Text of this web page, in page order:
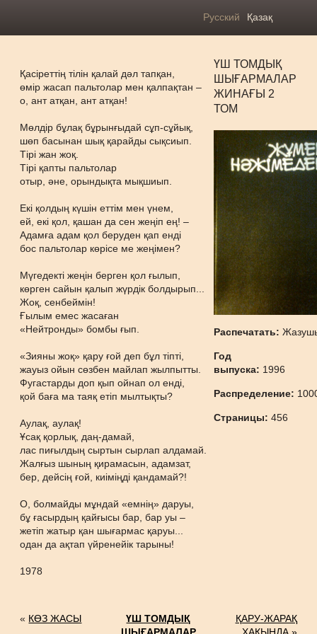
Русский Қазақ
Қасіреттің тілін қалай дәл тапқан,
өмір жасап пальтолар мен қалпақтан –
о, ант атқан, ант атқан!
Мөлдір бұлақ бұрынғыдай сұп-сұйық,
шөп басынан шық қарайды сықсиып.
Тірі жан жоқ.
Тірі қапты пальтолар
отыр, әне, орындықта мықшиып.
Екі қолдың күшін еттім мен үнем,
ей, екі қол, қашан да сен жеңіп ең! –
Адамға адам қол беруден қап енді
бос пальтолар көрісе ме жеңімен?
Мүгедекті жеңін берген қол ғылып,
көрген сайын қалып жүрдік болдырып...
Жоқ, сенбеймін!
Ғылым емес жасаған
«Нейтронды» бомбы ғып.
«Зияны жоқ» қару ғой деп бұл тіпті,
жауыз ойын сөзбен майлап жылпытты.
Фугастарды доп қып ойнап ол енді,
қой баға ма таяқ етіп мылтықты?
Аулақ, аулақ!
Ұсақ қорлық, даң-дамай,
лас пиғылдың сыртын сырлап алдамай.
Жалғыз шының қирамасын, адамзат,
бер, дейсің ғой, киіміңді қандамай?!
О, болмайды мұндай «емнің» даруы,
бұ ғасырдың қайғысы бар, бар уы –
жетіп жатыр қан шығармас қаруы...
одан да ақтап үйренейік тарыны!
1978
ҮШ ТОМДЫҚ
ШЫҒАРМАЛАР
ЖИНАҒЫ 2
ТОМ
Распечатать:
Год
выпуска: 1996
Распределение:
Страницы:456
« КӨЗ ЖАСЫ
ҮШ ТОМДЫҚ
ҚАРУ-ЖАРАҚ